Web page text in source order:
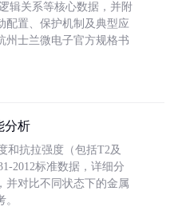
辑关系等核心数据，并附
配置、保护机制及典型应
州士兰微电子官方规格书
分析
和抗拉强度（包括T2及
2012标准数据，详细分
并对比不同状态下的金属